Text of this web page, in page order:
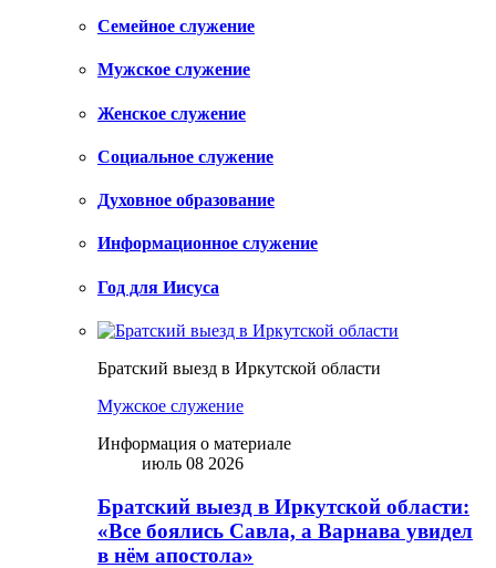
Семейное служение
Мужское служение
Женское служение
Социальное служение
Духовное образование
Информационное служение
Год для Иисуса
Братский выезд в Иркутской области
Мужское служение
Информация о материале
июль 08 2026
Братский выезд в Иркутской области:
«Все боялись Савла, а Варнава увидел
в нём апостола»